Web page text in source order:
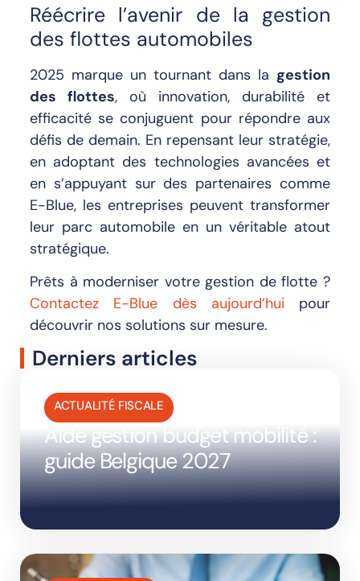
Réécrire l’avenir de la gestion
des flottes automobiles
2025 marque un tournant dans la gestion
des flottes, où innovation, durabilité et
efficacité se conjuguent pour répondre aux
défis de demain. En repensant leur stratégie,
en adoptant des technologies avancées et
en s’appuyant sur des partenaires comme
E-Blue, les entreprises peuvent transformer
leur parc automobile en un véritable atout
stratégique.
Prêts à moderniser votre gestion de flotte ?
Contactez E-Blue dès aujourd’hui pour
découvrir nos solutions sur mesure.
Derniers articles
ACTUALITÉ FISCALE 17 JUIN 2026
Aide gestion budget mobilité :
guide Belgique 2027